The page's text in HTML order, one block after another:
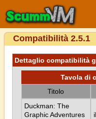
Compatibilità 2.5.1
Dettaglio compatibilità
Tavola di
Titolo
Duckman: The
Graphic Adventures